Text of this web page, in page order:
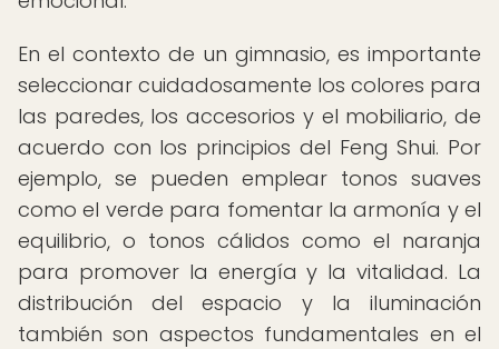
En el contexto de un gimnasio, es importante
seleccionar cuidadosamente los colores para
las paredes, los accesorios y el mobiliario, de
acuerdo con los principios del Feng Shui. Por
ejemplo, se pueden emplear tonos suaves
como el verde para fomentar la armonía y el
equilibrio, o tonos cálidos como el naranja
para promover la energía y la vitalidad. La
distribución del espacio y la iluminación
también son aspectos fundamentales en el